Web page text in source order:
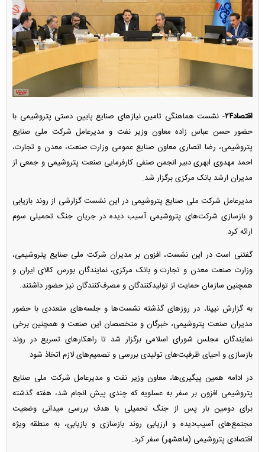
اقتصاد۲۴
- نشست هماهنگی تامین نیاز‌های صنایع پایین دستی پتروشیمی با
حضور حسن عباس زاده معاون وزیر نفت و مدیرعامل شرکت ملی صنایع
پتروشیمی، رضا انصاری معاون صنایع عمومی وزارت صنعت، معدن و تجارت،
احمد مهدوی ابهری دبیر انجمن صنفی کارفرمایی صنعت پتروشیمی و جمعی از
مدیران ارشد بانک مرکزی برگزار شد.
مدیرعامل شرکت ملی صنایع پتروشیمی در این نشست گزارشی از روند بازیابی
و بازسازی شرکت‌های پتروشیمی آسیب دیده در جریان جنگ تحمیلی سوم
ارائه کرد.
گفتنی است در این نشست، افزون بر مدیران شرکت ملی صنایع پتروشیمی،
وزارت صنعت معدن و تجارت و بانک مرکزی، نمایندگان بورس کالای ایران و
همچنین سازمان حمایت از تولیدکنندگان و مصرف‌کنندگان نیز حضور داشتند.
به گزارش نیپنا، در روز‌های گذشته نشست‌ها و جلسه‌های متعددی با حضور
مدیران صنعت پتروشیمی، خبرگان و متخصصان این صنعت و همچنین برخی
نمایندگان مجلس شورای اسلامی برگزار شد تا راهکار‌های تسریع در روند
بازسازی و احیای ظرفیت‌های تولیدی بررسی و تصمیم‌های لازم اتخاذ شود.
در ادامه همین پیگیری‌ها، معاون وزیر نفت و مدیرعامل شرکت ملی صنایع
پتروشیمی افزون بر سفر به عسلویه که چندی پیش انجام شد، هفته گذشته
برای دومین بار پس از جنگ تحمیلی با هدف بررسی میدانی وضعیت
مجتمع‌های آسیب‌دیده و ارزیابی روند بازسازی و بازیابی، به منطقه ویژه
اقتصادی پتروشیمی (ماهشهر) سفر کرد.